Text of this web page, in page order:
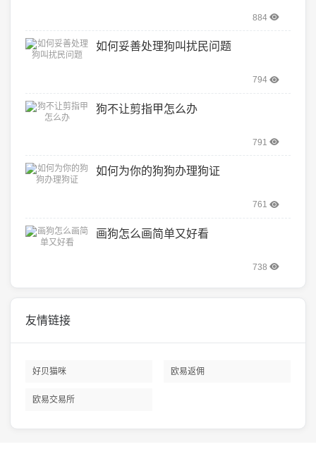
884
如何妥善处理狗叫扰民问题
794
狗不让剪指甲怎么办
791
如何为你的狗狗办理狗证
761
画狗怎么画简单又好看
738
友情链接
好贝猫咪 欧易返佣
欧易交易所